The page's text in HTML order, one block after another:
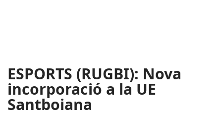
ESPORTS (RUGBI): Nova
incorporació a la UE
Santboiana